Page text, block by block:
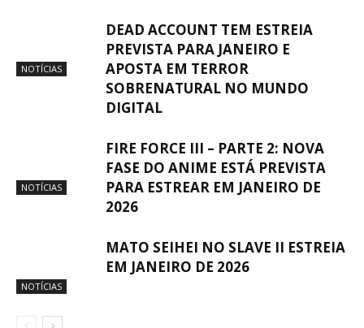
NOTÍCIAS
DEAD ACCOUNT TEM ESTREIA
PREVISTA PARA JANEIRO E
APOSTA EM TERROR
SOBRENATURAL NO MUNDO
DIGITAL
NOTÍCIAS
FIRE FORCE III – PARTE 2: NOVA
FASE DO ANIME ESTÁ PREVISTA
PARA ESTREAR EM JANEIRO DE
2026
NOTÍCIAS
MATO SEIHEI NO SLAVE II ESTREIA
EM JANEIRO DE 2026